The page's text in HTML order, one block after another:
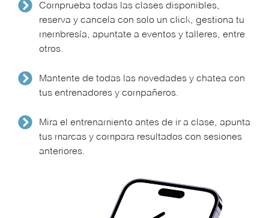
Comprueba todas las clases disponibles,
reserva y cancela con solo un click, gestiona tu
membresía, apuntate a eventos y talleres, entre
otros.
Mantente de todas las novedades y chatea con
tus entrenadores y compañeros.
Mira el entrenamiento antes de ir a clase, apunta
tus marcas y compara resultados con sesiones
anteriores.